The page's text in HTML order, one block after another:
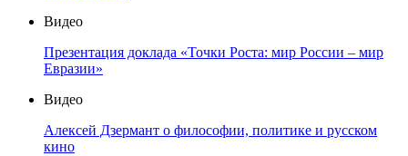
Видео
Презентация доклада «Точки Роста: мир России – мир
Евразии»
Видео
Алексей Дзермант о философии, политике и русском
кино